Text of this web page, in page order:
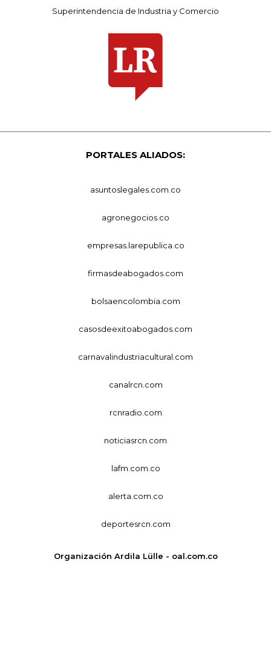
Superintendencia de Industria y Comercio
PORTALES ALIADOS:
asuntoslegales.com.co
agronegocios.co
empresas.larepublica.co
firmasdeabogados.com
bolsaencolombia.com
casosdeexitoabogados.com
carnavalindustriacultural.com
canalrcn.com
rcnradio.com
noticiasrcn.com
lafm.com.co
alerta.com.co
deportesrcn.com
Organización Ardila Lülle - oal.com.co